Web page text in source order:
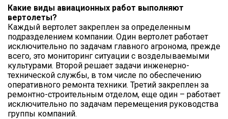
Какие виды авиационных работ выполняют
вертолеты?
Каждый вертолет закреплен за определенным
подразделением компании. Один вертолет работает
исключительно по задачам главного агронома, прежде
всего, это мониторинг ситуации с возделываемыми
культурами. Второй решает задачи инженерно-
технической службы, в том числе по обеспечению
оперативного ремонта техники. Третий закреплен за
ремонтно-строительным отделом, еще один – работает
исключительно по задачам перемещения руководства
группы компаний.